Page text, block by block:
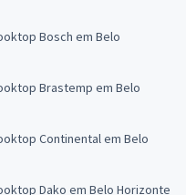
Bosch em Belo
Brastemp em Belo
Continental em Belo
Dako em Belo Horizonte